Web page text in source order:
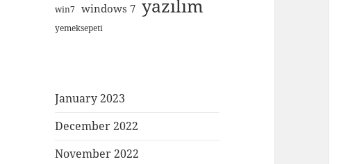
win7 windows 7 yazılım
yemeksepeti
January 2023
December 2022
November 2022